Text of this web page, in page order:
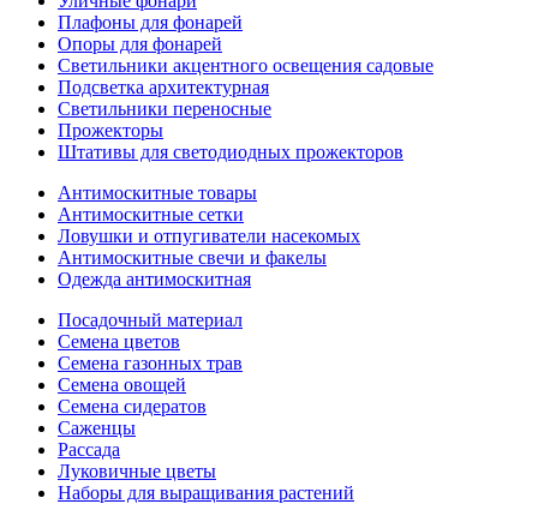
Плафоны для фонарей
Опоры для фонарей
Светильники акцентного освещения садовые
Подсветка архитектурная
Светильники переносные
Прожекторы
Штативы для светодиодных прожекторов
Антимоскитные товары
Антимоскитные сетки
Ловушки и отпугиватели насекомых
Антимоскитные свечи и факелы
Одежда антимоскитная
Посадочный материал
Семена цветов
Семена газонных трав
Семена овощей
Семена сидератов
Саженцы
Рассада
Луковичные цветы
Наборы для выращивания растений